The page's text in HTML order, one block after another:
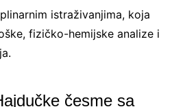
istraživanjima, koja
fizičko-hemijske analize i
česme sa